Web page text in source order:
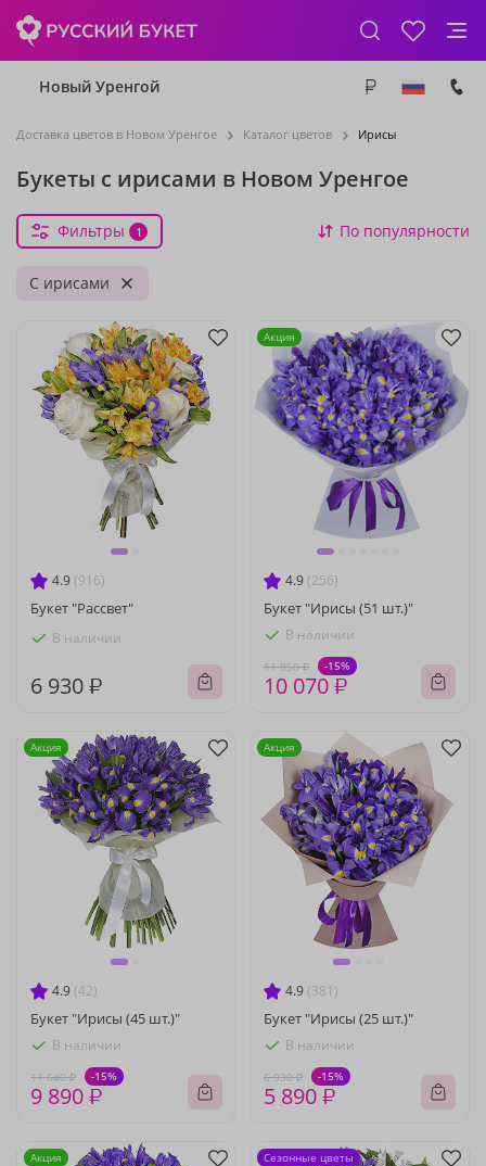
Новый Уренгой
Доставка цветов в Новом Уренгое Каталог цветов Ирисы
Букеты с ирисами в Новом Уренгое
Фильтры 1 По популярности
С ирисами
4.9 (916)
Букет "Рассвет"
В наличии
6 930 ₽
4.9 (256)
Букет "Ирисы (51 шт.)"
В наличии
11 850 ₽ -15%
10 070 ₽
Акция
4.9 (42)
Букет "Ирисы (45 шт.)"
В наличии
11 640 ₽ -15%
9 890 ₽
Акция
4.9 (381)
Букет "Ирисы (25 шт.)"
В наличии
6 930 ₽ -15%
5 890 ₽
Акция
Акция Сезонные цветы